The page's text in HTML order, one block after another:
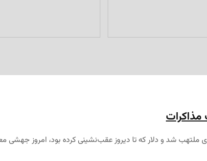
مذاکرات
ملتهب شد و دلار که تا دیروز عقب‌نشینی کرده بود، امروز